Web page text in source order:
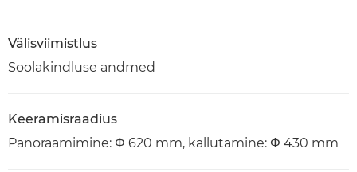
Välisviimistlus
Soolakindluse andmed
Keeramisraadius
Panoraamimine: Φ 620 mm, kallutamine: Φ 430 mm